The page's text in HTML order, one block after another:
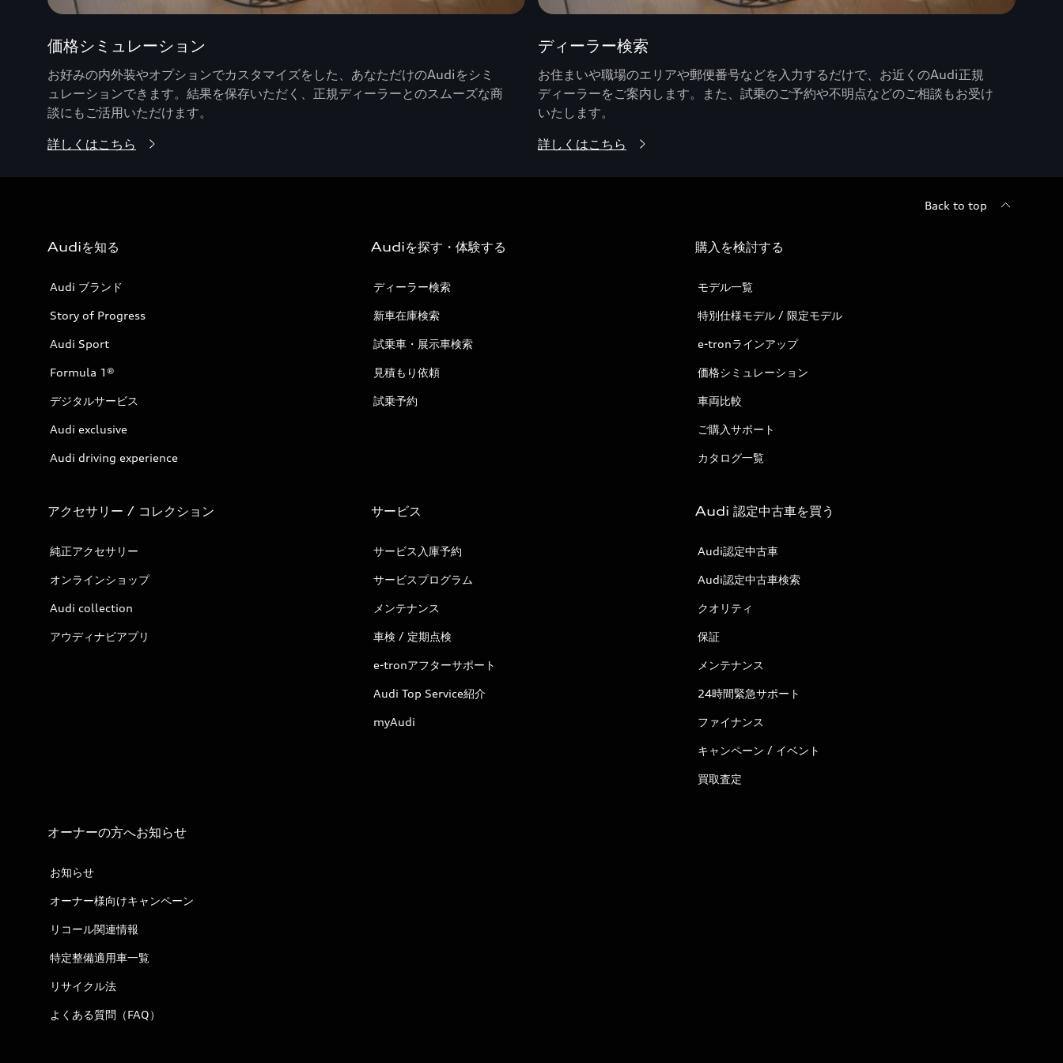
価格シミュレーション
お好みの内外装やオプションでカスタマイズをした、あなただけのAudiをシミ
ュレーションできます。結果を保存いただく、正規ディーラーとのスムーズな商
談にもご活用いただけます。
詳しくはこちら
ディーラー検索
お住まいや職場のエリアや郵便番号などを入力するだけで、お近くのAudi正規
ディーラーをご案内します。また、試乗のご予約や不明点などのご相談もお受け
いたします。
詳しくはこちら
Back to top
Audiを知る
Audi ブランド
Story of Progress
Audi Sport
Formula 1®
デジタルサービス
Audi exclusive
Audi driving experience
Audiを探す・体験する
ディーラー検索
新車在庫検索
試乗車・展示車検索
見積もり依頼
試乗予約
購入を検討する
モデル一覧
特別仕様モデル / 限定モデル
e-tronラインアップ
価格シミュレーション
車両比較
ご購入サポート
カタログ一覧
アクセサリー / コレクション
純正アクセサリー
オンラインショップ
Audi collection
アウディナビアプリ
サービス
サービス入庫予約
サービスプログラム
メンテナンス
車検 / 定期点検
e-tronアフターサポート
Audi Top Service紹介
myAudi
Audi 認定中古車を買う
Audi認定中古車
Audi認定中古車検索
クオリティ
保証
メンテナンス
24時間緊急サポート
ファイナンス
キャンペーン / イベント
買取査定
オーナーの方へお知らせ
お知らせ
オーナー様向けキャンペーン
リコール関連情報
特定整備適用車一覧
リサイクル法
よくある質問（FAQ）